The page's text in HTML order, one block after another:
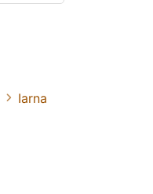
Iarna